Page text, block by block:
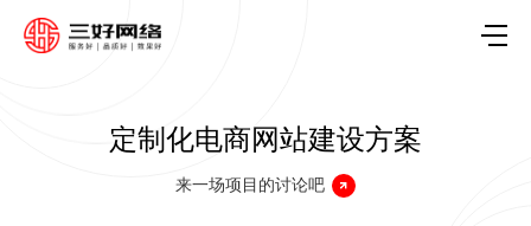
定制化电商网站建设方案
来一场项目的讨论吧